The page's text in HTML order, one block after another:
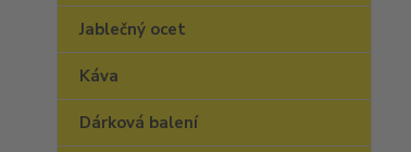
Jablečný ocet
Káva
Dárková balení